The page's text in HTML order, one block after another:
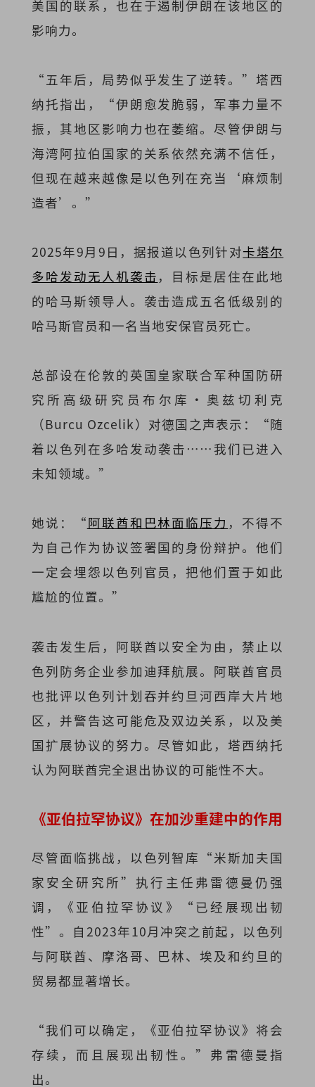
美国的联系，也在于遏制伊朗在该地区的
影响力。
“五年后，局势似乎发生了逆转。”塔西
纳托指出，“伊朗愈发脆弱，军事力量不
振，其地区影响力也在萎缩。尽管伊朗与
海湾阿拉伯国家的关系依然充满不信任，
但现在越来越像是以色列在充当‘麻烦制
造者’。”
2025年9月9日，据报道以色列针对卡塔尔
多哈发动无人机袭击 ，目标是居住在此地
的哈马斯领导人。袭击造成五名低级别的
哈马斯官员和一名当地安保官员死亡。
总部设在伦敦的英国皇家联合军种国防研
究所高级研究员布尔库·奥兹切利克
（Burcu Ozcelik）对德国之声表示：“随
着以色列在多哈发动袭击……我们已进入
未知领域。”
她说：“阿联酋和巴林面临压力 ，不得不
为自己作为协议签署国的身份辩护。他们
一定会埋怨以色列官员，把他们置于如此
尴尬的位置。”
袭击发生后，阿联酋以安全为由，禁止以
色列防务企业参加迪拜航展。阿联酋官员
也批评以色列计划吞并约旦河西岸大片地
区，并警告这可能危及双边关系，以及美
国扩展协议的努力。尽管如此，塔西纳托
认为阿联酋完全退出协议的可能性不大。
《亚伯拉罕协议》在加沙重建中的作用
尽管面临挑战，以色列智库“米斯加夫国
家安全研究所”执行主任弗雷德曼仍强
调，《亚伯拉罕协议》“已经展现出韧
性”。自2023年10月冲突之前起，以色列
与阿联酋、摩洛哥、巴林、埃及和约旦的
贸易都显著增长。
“我们可以确定，《亚伯拉罕协议》将会
存续，而且展现出韧性。”弗雷德曼指
出。